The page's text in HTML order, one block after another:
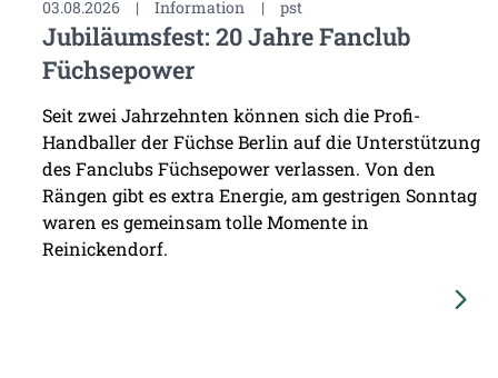
03.08.2026 | Information | pst
Jubiläumsfest: 20 Jahre Fanclub
Füchsepower
Seit zwei Jahrzehnten können sich die Profi-
Handballer der Füchse Berlin auf die Unterstützung
des Fanclubs Füchsepower verlassen. Von den
Rängen gibt es extra Energie, am gestrigen Sonntag
waren es gemeinsam tolle Momente in
Reinickendorf.